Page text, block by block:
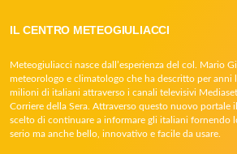
IL CENTRO METEOGIULIACCI
Meteogiuliacci nasce dall’esperienza del col. Mario
meteorologo e climatologo che ha descritto per anni
milioni di italiani attraverso i canali televisivi
Corriere della Sera. Attraverso questo nuovo portale
scelto di continuare a informare gli italiani fornendo
serio ma anche bello, innovativo e facile da usare.